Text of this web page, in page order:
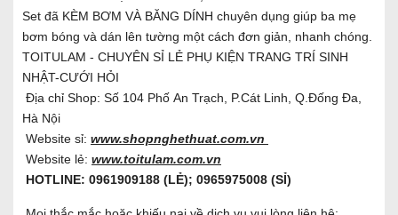
Set đã KÈM BƠM VÀ BĂNG DÍNH chuyên dụng giúp ba mẹ
bơm bóng và dán lên tường một cách đơn giản, nhanh chóng.
TOITULAM - CHUYÊN SỈ LẺ PHỤ KIỆN TRANG TRÍ SINH
NHẬT-CƯỚI HỎI
Địa chỉ Shop: Số 104 Phố An Trạch, P.Cát Linh, Q.Đống Đa,
Hà Nội
Website sỉ: www.shopnghethuat.com.vn
Website lẻ: www.toitulam.com.vn
HOTLINE: 0961909188 (LẺ); 0965975008 (SỈ)